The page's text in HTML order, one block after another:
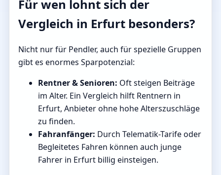
Für wen lohnt sich der
Vergleich in Erfurt besonders?
Nicht nur für Pendler, auch für spezielle Gruppen
gibt es enormes Sparpotenzial:
Rentner & Senioren: Oft steigen Beiträge
im Alter. Ein Vergleich hilft Rentnern in
Erfurt, Anbieter ohne hohe Alterszuschläge
zu finden.
Fahranfänger: Durch Telematik-Tarife oder
Begleitetes Fahren können auch junge
Fahrer in Erfurt billig einsteigen.